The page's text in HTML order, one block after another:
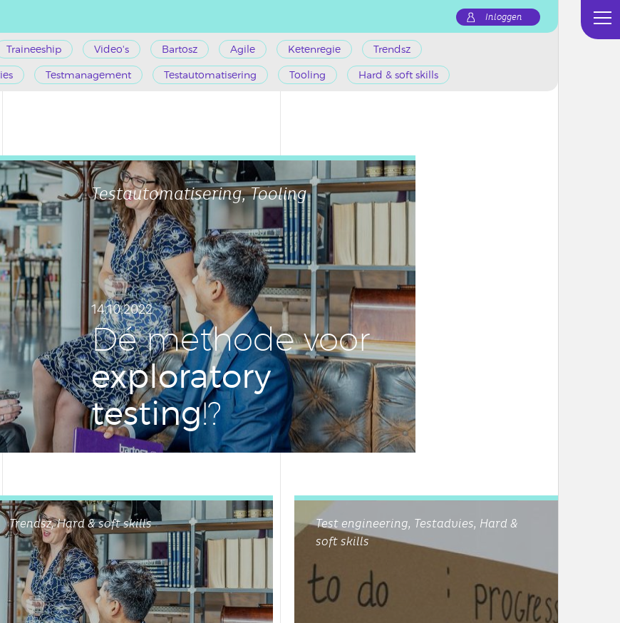
Inloggen
Traineeship Video's Bartosz Agile Ketenregie Trendsz
Testmanagement Testautomatisering Tooling Hard & soft skills
Testautomatisering, Tooling
14.10.2022
Dé methode voor
ex­plo­ra­to­ry
testing!?
Trendsz, Hard & soft skills
Test engineering, Testadvies, Hard &
soft skills